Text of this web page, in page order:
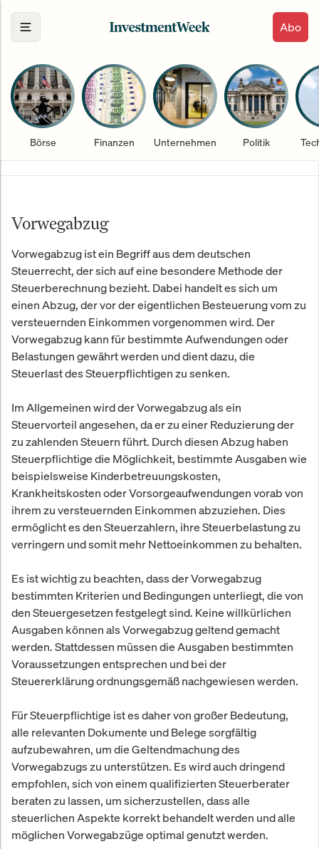
Abo
Börse Finanzen Unternehmen Politik
Vorwegabzug
Vorwegabzug ist ein Begriff aus dem deutschen
Steuerrecht, der sich auf eine besondere Methode der
Steuerberechnung bezieht. Dabei handelt es sich um
einen Abzug, der vor der eigentlichen Besteuerung vom zu
versteuernden Einkommen vorgenommen wird. Der
Vorwegabzug kann für bestimmte Aufwendungen oder
Belastungen gewährt werden und dient dazu, die
Steuerlast des Steuerpflichtigen zu senken.
Im Allgemeinen wird der Vorwegabzug als ein
Steuervorteil angesehen, da er zu einer Reduzierung der
zu zahlenden Steuern führt. Durch diesen Abzug haben
Steuerpflichtige die Möglichkeit, bestimmte Ausgaben wie
beispielsweise Kinderbetreuungskosten,
Krankheitskosten oder Vorsorgeaufwendungen vorab von
ihrem zu versteuernden Einkommen abzuziehen. Dies
ermöglicht es den Steuerzahlern, ihre Steuerbelastung zu
verringern und somit mehr Nettoeinkommen zu behalten.
Es ist wichtig zu beachten, dass der Vorwegabzug
bestimmten Kriterien und Bedingungen unterliegt, die von
den Steuergesetzen festgelegt sind. Keine willkürlichen
Ausgaben können als Vorwegabzug geltend gemacht
werden. Stattdessen müssen die Ausgaben bestimmten
Voraussetzungen entsprechen und bei der
Steuererklärung ordnungsgemäß nachgewiesen werden.
Für Steuerpflichtige ist es daher von großer Bedeutung,
alle relevanten Dokumente und Belege sorgfältig
aufzubewahren, um die Geltendmachung des
Vorwegabzugs zu unterstützen. Es wird auch dringend
empfohlen, sich von einem qualifizierten Steuerberater
beraten zu lassen, um sicherzustellen, dass alle
steuerlichen Aspekte korrekt behandelt werden und alle
möglichen Vorwegabzüge optimal genutzt werden.